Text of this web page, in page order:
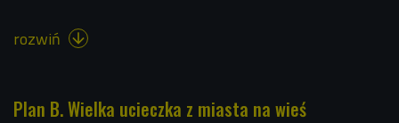
rozwiń 
Plan B. Wielka ucieczka z miasta na wieś